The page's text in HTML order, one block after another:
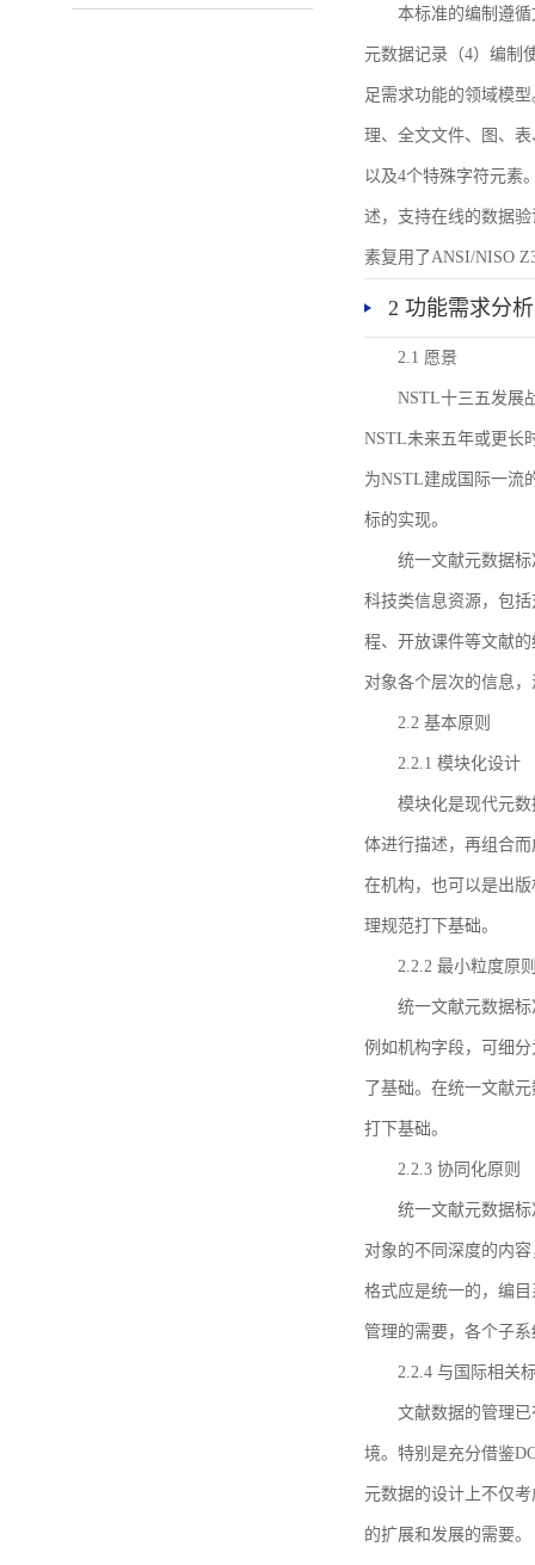
本标准的编制遵
元数据记录（4）编制
足需求功能的领域模
理、全文文件、图、
以及4个特殊字符元素
述，支持在线的数据
素复用了ANSI/NISO
2 功能需求分析
2.1 愿景
NSTL十三五发展
NSTL未来五年或更长
为NSTL建成国际一流
标的实现。
统一文献元数据
科技类信息资源，包
程、开放课件等文献
对象各个层次的信息
2.2 基本原则
2.2.1 模块化设计
模块化是现代元
体进行描述，再组合
在机构，也可以是出
理规范打下基础。
2.2.2 最小粒度原
统一文献元数据
例如机构字段，可细
了基础。在统一文献
打下基础。
2.2.3 协同化原则
统一文献元数据
对象的不同深度的内
格式应是统一的，编
管理的需要，各个子
2.2.4 与国际相关
文献数据的管理
境。特别是充分借鉴
元数据的设计上不仅
的扩展和发展的需要。